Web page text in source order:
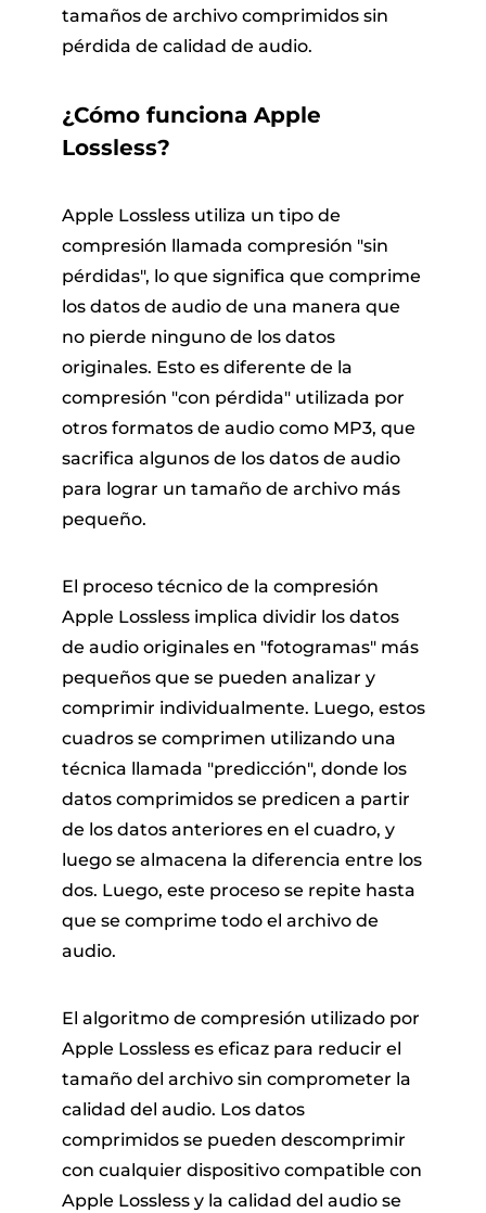
tamaños de archivo comprimidos sin
pérdida de calidad de audio.
¿Cómo funciona Apple
Lossless?
Apple Lossless utiliza un tipo de
compresión llamada compresión "sin
pérdidas", lo que significa que comprime
los datos de audio de una manera que
no pierde ninguno de los datos
originales. Esto es diferente de la
compresión "con pérdida" utilizada por
otros formatos de audio como MP3, que
sacrifica algunos de los datos de audio
para lograr un tamaño de archivo más
pequeño.
El proceso técnico de la compresión
Apple Lossless implica dividir los datos
de audio originales en "fotogramas" más
pequeños que se pueden analizar y
comprimir individualmente. Luego, estos
cuadros se comprimen utilizando una
técnica llamada "predicción", donde los
datos comprimidos se predicen a partir
de los datos anteriores en el cuadro, y
luego se almacena la diferencia entre los
dos. Luego, este proceso se repite hasta
que se comprime todo el archivo de
audio.
El algoritmo de compresión utilizado por
Apple Lossless es eficaz para reducir el
tamaño del archivo sin comprometer la
calidad del audio. Los datos
comprimidos se pueden descomprimir
con cualquier dispositivo compatible con
Apple Lossless y la calidad del audio se